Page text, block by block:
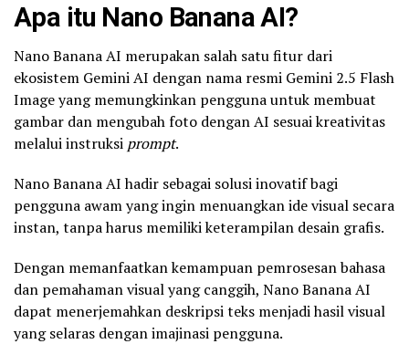
Apa itu Nano Banana AI?
Nano Banana AI merupakan salah satu fitur dari
ekosistem Gemini AI dengan nama resmi Gemini 2.5 Flash
Image yang memungkinkan pengguna untuk membuat
gambar dan mengubah foto dengan AI sesuai kreativitas
melalui instruksi prompt.
Nano Banana AI hadir sebagai solusi inovatif bagi
pengguna awam yang ingin menuangkan ide visual secara
instan, tanpa harus memiliki keterampilan desain grafis.
Dengan memanfaatkan kemampuan pemrosesan bahasa
dan pemahaman visual yang canggih, Nano Banana AI
dapat menerjemahkan deskripsi teks menjadi hasil visual
yang selaras dengan imajinasi pengguna.